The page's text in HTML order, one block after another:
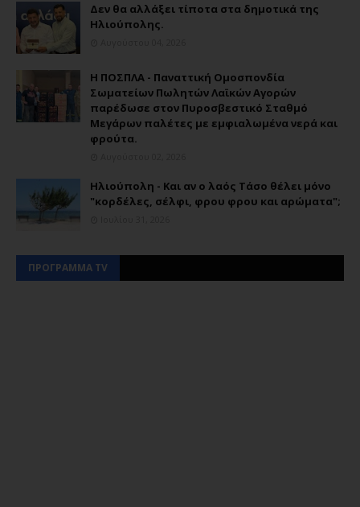
Δεν θα αλλάξει τίποτα στα δημοτικά της
Ηλιούπολης.
Η ΠΟΣΠΛΑ - Παναττική Ομοσπονδία
Σωματείων Πωλητών Λαϊκών Αγορών
παρέδωσε στον Πυροσβεστικό Σταθμό
Μεγάρων παλέτες με εμφιαλωμένα νερά και
φρούτα.
Ηλιούπολη - Και αν ο λαός Τάσο θέλει μόνο
"κορδέλες, σέλφι, φρου φρου και αρώματα";
ΠΡΟΓΡΑΜΜΑ TV